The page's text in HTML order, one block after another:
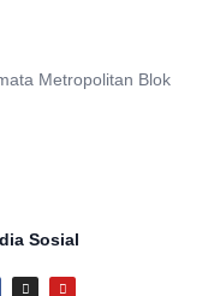
Metropolitan Blok
Sosial